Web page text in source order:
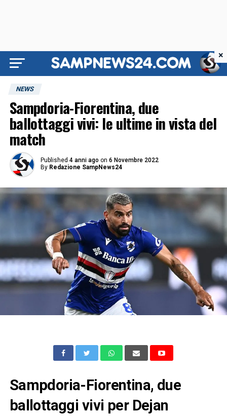
NEWS
Sampdoria-Fiorentina, due
ballottaggi vivi: le ultime in vista del
match
Published 4 anni ago on 6 Novembre 2022
By Redazione SampNews24
Sampdoria-Fiorentina, due
ballottaggi vivi per Dejan
×